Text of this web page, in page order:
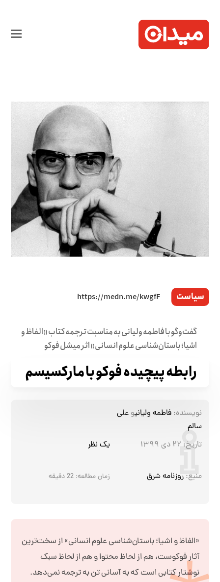
سیاست
گفت‌وگو با فاطمه ولیانی به مناسبت ترجمه کتاب «الفاظ و
اشیا؛ باستان‌شناسی علوم انسانی» اثر میشل فوکو
رابطه پیچیده فوکو با مارکسیسم
نویسنده: فاطمه ولیانیوعلی
سالم
تاریخ: ۲۲ دی ۱۳۹۹ یک نظر
منبع: روزنامه شرق زمان مطالعه: 22دقیقه
«الفاظ و اشیا؛ باستان‌شناسی علوم انسانی» از سخت‌ترین
آثار فوکوست، هم از لحاظ محتوا و هم از لحاظ سبک
نوشتار کتابی است که به آسانی تن به ترجمه نمی‌دهد.